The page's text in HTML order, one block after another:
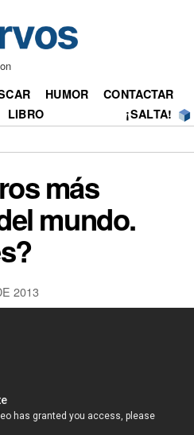
HUMOR
CONTACTAR
LIBRO ¡SALTA!
más
mundo.
2013